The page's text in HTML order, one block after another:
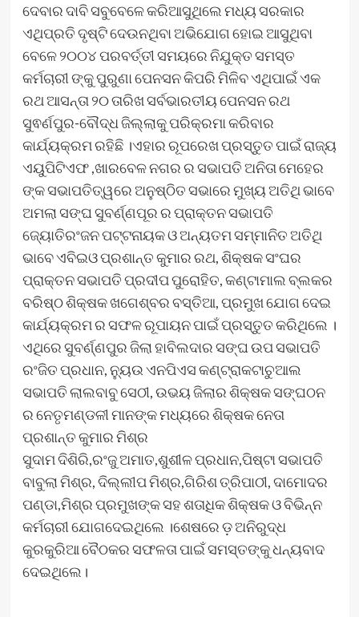
ଦେବାର ଦାବି ସବୁବେଳେ କରିଆସୁଥିଲେ ମଧ୍ୟ ସରକାର
ଏଥିପ୍ରତି ଦୃଷ୍ଟି ଦେଉନଥିବା ଅଭିଯୋଗ ହୋଇ ଆସୁଥିବା
ବେଳେ ୨୦୦୪ ପରବର୍ତ୍ତୀ ସମୟରେ ନିଯୁକ୍ତ ସମସ୍ତ
କର୍ମଚାରୀ ଙ୍କୁ ପୁରୁଣା ପେନସନ କିପରି ମିଳିବ ଏଥିପାଇଁ ଏକ
ରଥ ଆସନ୍ତା ୨୦ ତାରିଖ ସର୍ବଭାରତୀୟ ପେନସନ ରଥ
ସୁଵର୍ଣପୁର-ବୌଦ୍ଧ ଜିଲ୍ଲାକୁ ପରିକ୍ରମା କରିବାର
କାର୍ଯ୍ୟକ୍ରମ ରହିଛି ।ଏହାର ରୂପରେଖ ପ୍ରସ୍ତୁତ ପାଇଁ ରାଜ୍ୟ
ଏୟୁପିଟିଏଫ ,ଖାରବେଳ ନଗର ର ସଭାପତି ଅନିତା ମେହେର
ଙ୍କ ସଭାପତିତ୍ୱରେ ଅନୁଷ୍ଠିତ ସଭାରେ ମୁଖ୍ୟ ଅତିଥି ଭାବେ
ଅମଲା ସଙ୍ଘ ସୁବର୍ଣ୍ଣପୂର ର ପ୍ରାକ୍ତନ ସଭାପତି
ଜ୍ୟୋତିରଂଜନ ପଟ୍ଟନାୟକ ଓ ଅନ୍ୟତମ ସମ୍ମାନିତ ଅତିଥି
ଭାବେ ଏବିଇଓ ପ୍ରଶାନ୍ତ କୁମାର ରଥ, ଶିକ୍ଷକ ସଂଘର
ପ୍ରାକ୍ତନ ସଭାପତି ପ୍ରଦୀପ ପୁରୋହିତ, କଣ୍ଟାମାଲ ବ୍ଲକର
ବରିଷ୍ଠ ଶିକ୍ଷକ ଖଗେଶ୍ବର ବସ୍ତିଆ, ପ୍ରମୁଖ ଯୋଗ ଦେଇ
କାର୍ଯ୍ୟକ୍ରମ ର ସଫଳ ରୂପାୟନ ପାଇଁ ପ୍ରସ୍ତୁତ କରିଥିଲେ ।
ଏଥିରେ ସୁବର୍ଣ୍ଣପୁର ଜିଲା ହାବିଲଦାର ସଙ୍ଘ ଉପ ସଭାପତି
ରଂଜିତ ପ୍ରଧାନ, ନ୍ୟୁଉ ଏନପିଏସ କଣ୍ଟ୍ରାକଟାଚୁଆଲ
ସଭାପତି ଲାଲବାବୁ ସେଠୀ, ଉଭୟ ଜିଲାର ଶିକ୍ଷକ ସଙ୍ଘଠନ
ର ନେତୃମଣ୍ଡଳୀ ମାନଙ୍କ ମଧ୍ୟରେ ଶିକ୍ଷକ ନେତା
ପ୍ରଶାନ୍ତ କୁମାର ମିଶ୍ର
ସୁଦାମ ଦିଶିରି,ରଂଜୁ ଅମାତ,ଶୁଶୀଳ ପ୍ରଧାନ,ପିଷ୍ଟା ସଭାପତି
ବାବୁଲା ମିଶ୍ର, ଦିଲ୍ଲୀପ ମିଶ୍ର,ଗିରିଶ ତ୍ରିପାଠୀ, ଦାମୋଦର
ପଣ୍ଡା,ମିଶ୍ର ପ୍ରମୁଖଙ୍କ ସହ ଶତାଧିକ ଶିକ୍ଷକ ଓ ବିଭିନ୍ନ
କର୍ମଚାରୀ ଯୋଗଦେଇଥିଲେ ।ଶେଷରେ ଡ଼ ଅନିରୁଦ୍ଧ
କୁରକୁରିଆ ବୈଠକର ସଫଳତା ପାଇଁ ସମସ୍ତଙ୍କୁ ଧନ୍ୟବାଦ
ଦେଇଥିଲେ।